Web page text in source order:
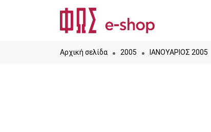
Αρχική σελίδα 2005 ΙΑΝΟΥΑΡΙΟΣ 2005